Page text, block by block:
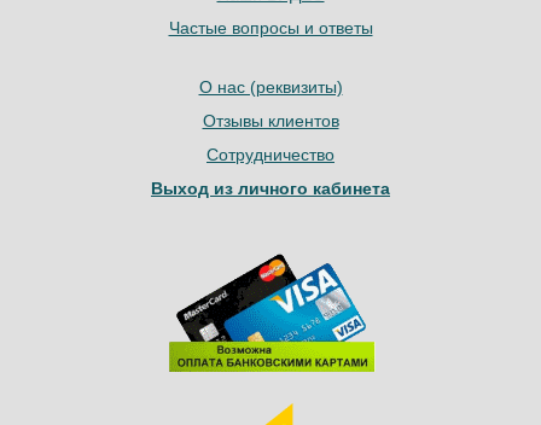
Частые вопросы и ответы
О нас (реквизиты)
Отзывы клиентов
Сотрудничество
Выход из личного кабинета